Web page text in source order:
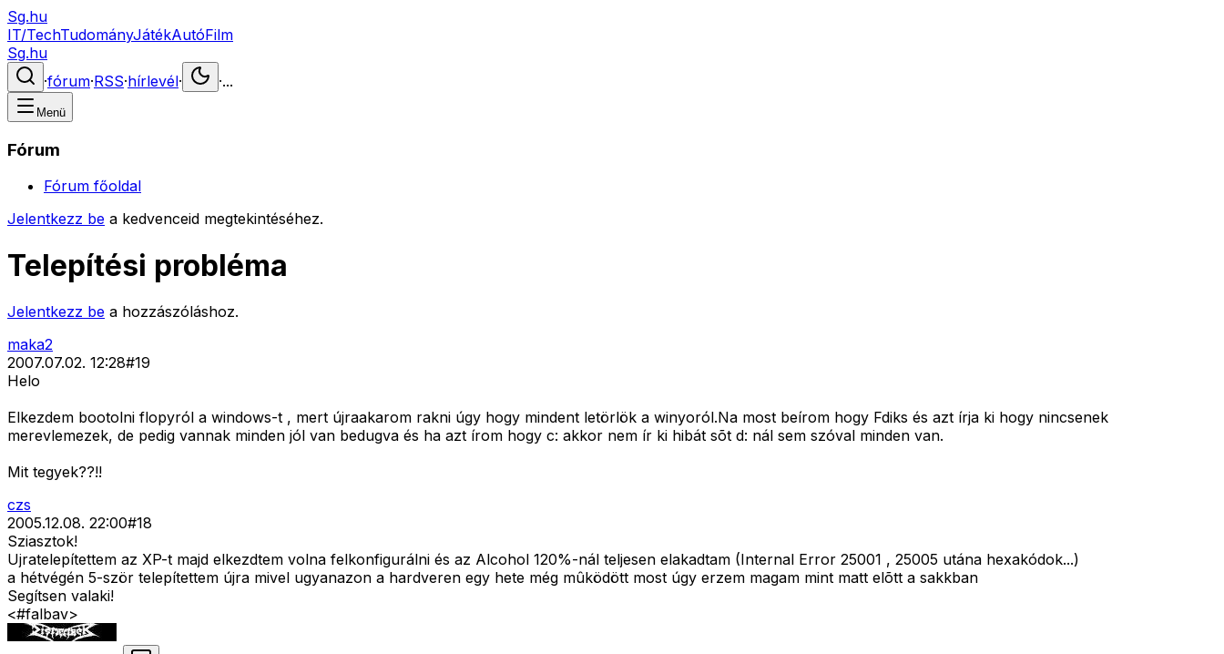
Sg.hu
IT/TechTudományJátékAutóFilm
Sg.hu
·fórum·RSS·hírlevél· ·...
Menü
Fórum
Fórum főoldal
Jelentkezz be a kedvenceid megtekintéséhez.
Telepítési probléma
Jelentkezz be a hozzászóláshoz.
maka2
2007.07.02. 12:28#19
Helo
Elkezdem bootolni flopyról a windows-t , mert újraakarom rakni úgy hogy mindent letörlök a winyoról.Na most beírom hogy Fdiks és azt írja ki hogy nincsenek
merevlemezek, de pedig vannak minden jól van bedugva és ha azt írom hogy c: akkor nem ír ki hibát sõt d: nál sem szóval minden van.
Mit tegyek??!!
czs
2005.12.08. 22:00#18
Sziasztok!
Ujratelepítettem az XP-t majd elkezdtem volna felkonfigurálni és az Alcohol 120%-nál teljesen elakadtam (Internal Error 25001 , 25005 utána hexakódok...)
a hétvégén 5-ször telepítettem újra mivel ugyanazon a hardveren egy hete még mûködött most úgy erzem magam mint matt elõtt a sakkban
Segítsen valaki!
<#falbav>